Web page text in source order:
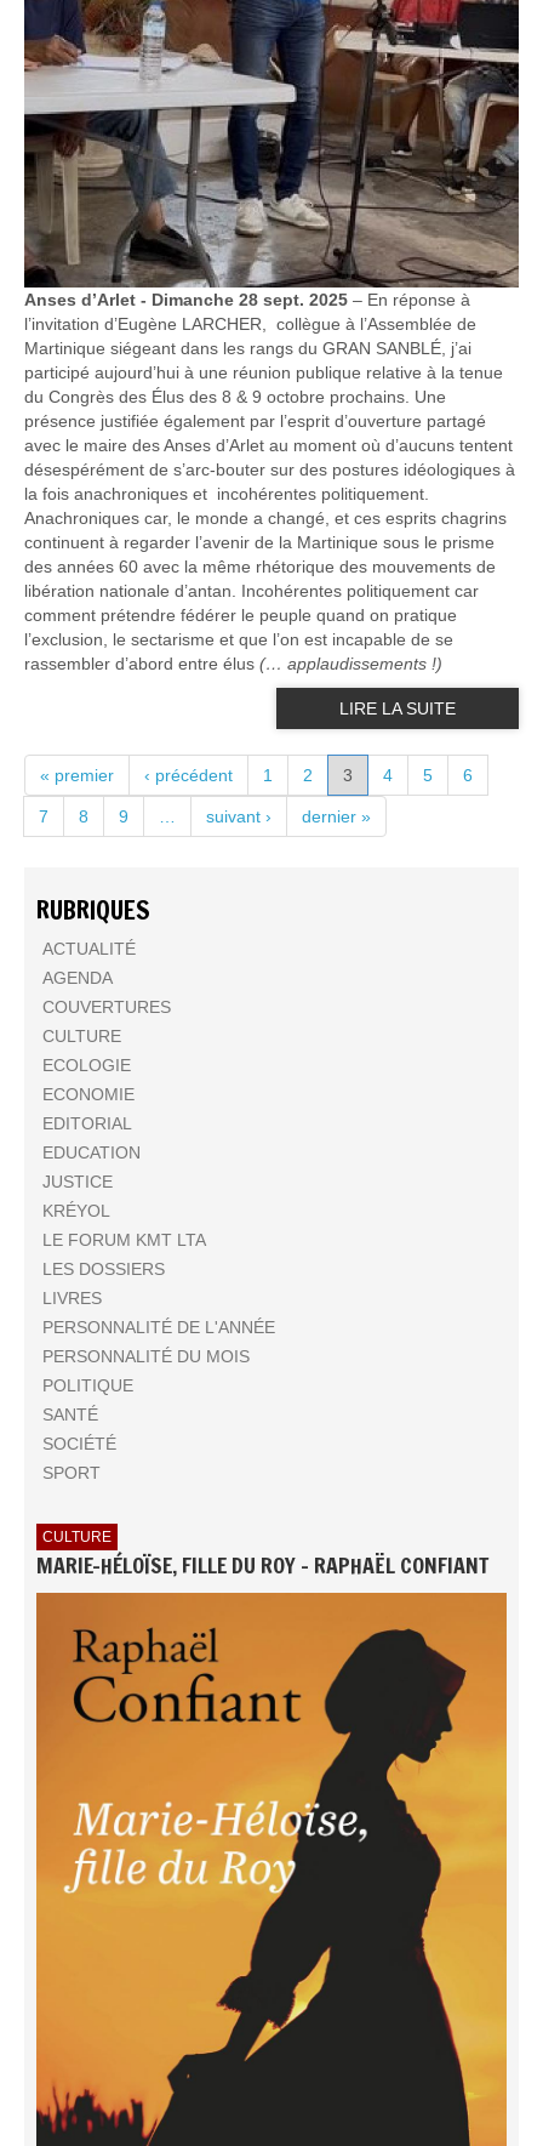
Anses d’Arlet - Dimanche 28 sept. 2025 – En réponse à
l’invitation d’Eugène LARCHER, collègue à l’Assemblée de
Martinique siégeant dans les rangs du GRAN SANBLÉ, j’ai
participé aujourd’hui à une réunion publique relative à la tenue
du Congrès des Élus des 8 & 9 octobre prochains. Une
présence justifiée également par l’esprit d’ouverture partagé
avec le maire des Anses d’Arlet au moment où d’aucuns tentent
désespérément de s’arc-bouter sur des postures idéologiques à
la fois anachroniques et incohérentes politiquement.
Anachroniques car, le monde a changé, et ces esprits chagrins
continuent à regarder l’avenir de la Martinique sous le prisme
des années 60 avec la même rhétorique des mouvements de
libération nationale d’antan. Incohérentes politiquement car
comment prétendre fédérer le peuple quand on pratique
l’exclusion, le sectarisme et que l’on est incapable de se
rassembler d’abord entre élus (… applaudissements !)
LIRE LA SUITE
PAGES
« premier ‹ précédent 1 2 3 4 5 6
7 8 9 suivant › dernier »
RUBRIQUES
ACTUALITÉ
AGENDA
COUVERTURES
CULTURE
ECOLOGIE
ECONOMIE
EDITORIAL
EDUCATION
JUSTICE
KRÉYOL
LE FORUM KMT LTA
LES DOSSIERS
LIVRES
PERSONNALITÉ DE L'ANNÉE
PERSONNALITÉ DU MOIS
POLITIQUE
SANTÉ
SOCIÉTÉ
SPORT
CULTURE
MARIE-HÉLOÏSE, FILLE DU ROY - RAPHAËL CONFIANT